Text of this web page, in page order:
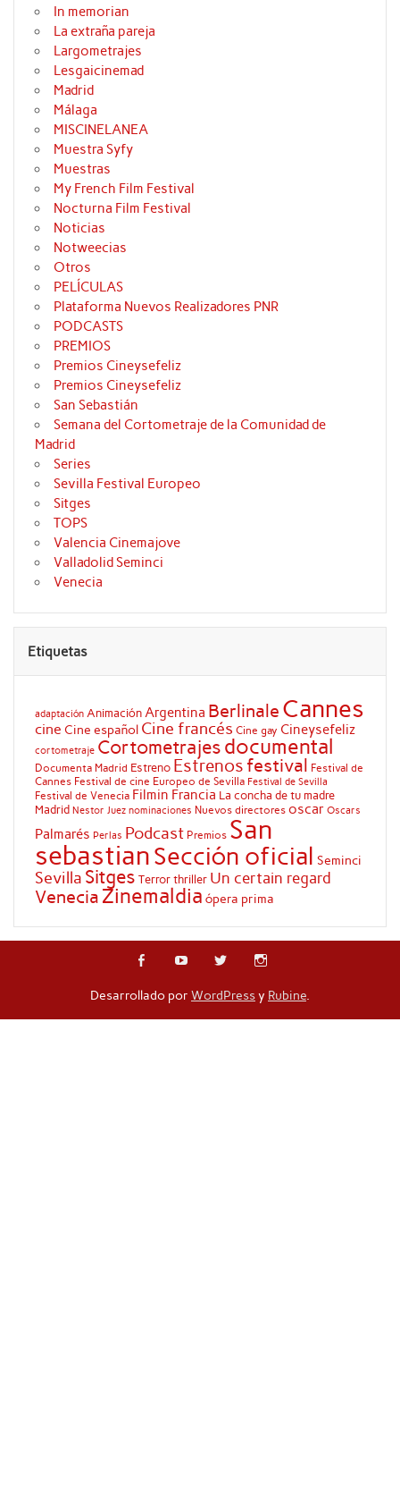
In memorian
La extraña pareja
Largometrajes
Lesgaicinemad
Madrid
Málaga
MISCINELANEA
Muestra Syfy
Muestras
My French Film Festival
Nocturna Film Festival
Noticias
Notweecias
Otros
PELÍCULAS
Plataforma Nuevos Realizadores PNR
PODCASTS
PREMIOS
Premios Cineysefeliz
Premios Cineysefeliz
San Sebastián
Semana del Cortometraje de la Comunidad de
Madrid
Series
Sevilla Festival Europeo
Sitges
TOPS
Valencia Cinemajove
Valladolid Seminci
Venecia
Etiquetas
adaptación Animación Argentina Berlinale Cannes
cine Cine español Cine francés Cine gay Cineysefeliz
cortometraje Cortometrajes documental
Documenta Madrid Estreno Estrenos festival Festival de
Cannes Festival de cine Europeo de Sevilla Festival de Sevilla
Festival de Venecia Filmin Francia La concha de tu madre
Madrid Nestor Juez nominaciones Nuevos directores oscar Oscars
Palmarés Perlas Podcast Premios San
sebastianSección oficial Seminci
Sevilla Sitges Terrorthriller Un certain regard
Venecia Zinemaldia ópera prima
Desarrollado por WordPressy Rubine.